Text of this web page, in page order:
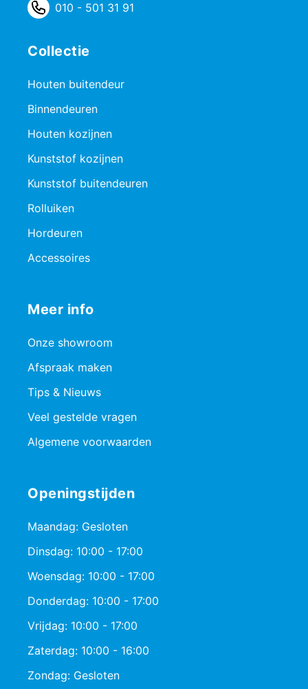
010 - 501 31 91
Collectie
Houten buitendeur
Binnendeuren
Houten kozijnen
Kunststof kozijnen
Kunststof buitendeuren
Rolluiken
Hordeuren
Accessoires
Meer info
Onze showroom
Afspraak maken
Tips & Nieuws
Veel gestelde vragen
Algemene voorwaarden
Openingstijden
Maandag: Gesloten
Dinsdag: 10:00 - 17:00
Woensdag: 10:00 - 17:00
Donderdag: 10:00 - 17:00
Vrijdag: 10:00 - 17:00
Zaterdag: 10:00 - 16:00
Zondag: Gesloten